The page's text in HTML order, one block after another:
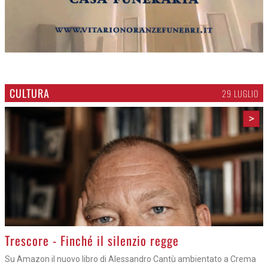
CULTURA 29 LUGLIO
>
Trescore - Finché il silenzio regge
Su Amazon il nuovo libro di Alessandro Cantù ambientato a Crema